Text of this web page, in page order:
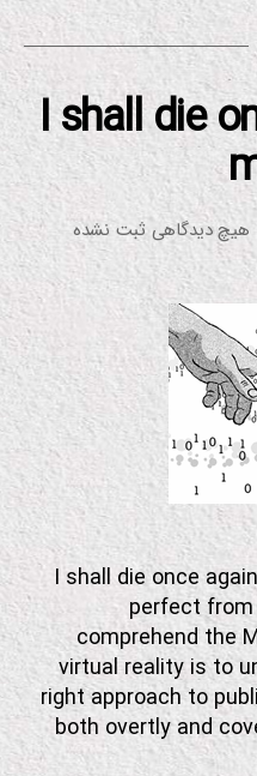
I shall die
نویسنده
نوشته
از
م
س
ع
و
د
هیچ دیدگاهیبرای
shall
die
once
again
man
ثبت نشده
I shall die once
perfect
comprehend the
virtual reality is to
right approach to
both overtly and